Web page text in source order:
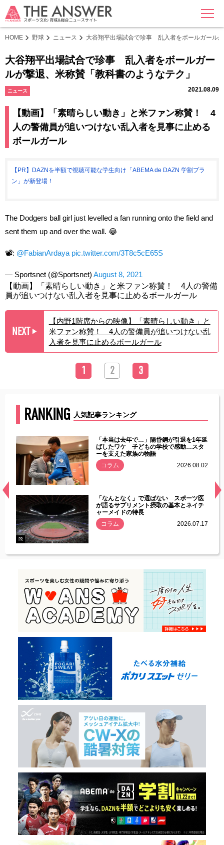
MENU
HOME 野球 ニュース 大谷翔平出場試合で珍事 乱入者をボールガール
大谷翔平出場試合で珍事 乱入者をボールガー
ルが撃退、米称賛「教科書のようなテク」
ニュース 2021.08.09
【動画】「素晴らしい動き」と米ファン称賛！ 4
人の警備員が追いつけない乱入者を見事に止める
ボールガール
【PR】DAZNを半額で視聴可能な学生向け「ABEMA de DAZN 学割プラ
ン」が新登場！
The Dodgers ball girl just levelled a fan running onto the field and
sent them up and over the wall. 😂
📽️: @FabianArdaya pic.twitter.com/3T8c5cE65S
— Sportsnet (@Sportsnet) August 8, 2021
【動画】「素晴らしい動き」と米ファン称賛！ 4人の警備
員が追いつけない乱入者を見事に止めるボールガール
NEXT ▶︎
【内野1階席からの映像】「素晴らしい動き」と
米ファン称賛！ 4人の警備員が追いつけない乱
入者を見事に止めるボールガール
1 2 3
RANKING 人気記事ランキング
常
「本当は去年で…」陽岱鋼が引退を1年延
ばしたワケ 子どもの学校で感動…スタ
ーを支えた家族の物語
コラム
2026.08.02
PR
「なんとなく」で選ばない スポーツ医
が語るサプリメント摂取の基本とネイチ
ャーメイドの特長
コラム
2026.07.17